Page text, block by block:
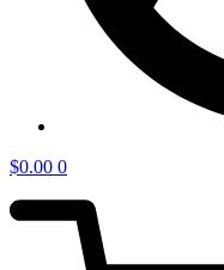
$0.00 0